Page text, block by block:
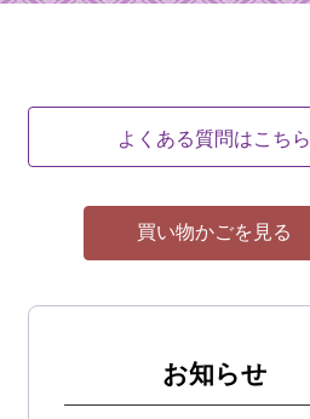
よくある質問はこちら
買い物かごを見る
お知らせ